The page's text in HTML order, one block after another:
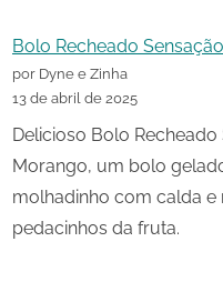
Bolo Recheado
por Dyne e Zinha
13 de abril de 2025
Delicioso Bolo
Morango, um bolo
molhadinho com calda
pedacinhos da fruta.